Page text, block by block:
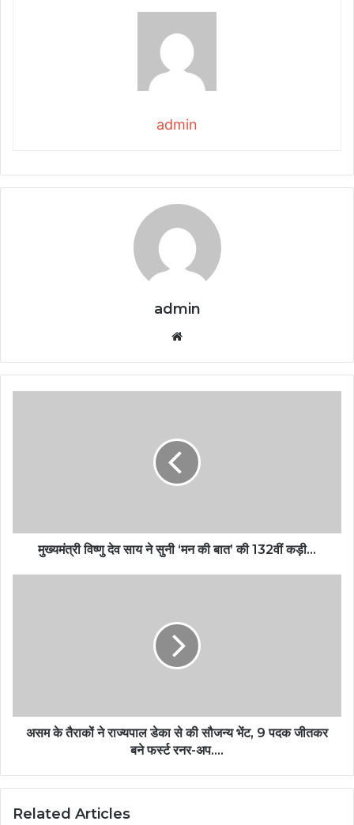
admin
admin
मुख्यमंत्री विष्णु देव साय ने सुनी ‘मन की बात’ की 132वीं कड़ी…
असम के तैराकों ने राज्यपाल डेका से की सौजन्य भेंट, 9 पदक जीतकर
बने फर्स्ट रनर-अप….
Related Articles